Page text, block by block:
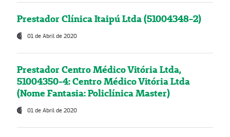
Prestador Clínica Itaipú Ltda (51004348-2)
01 de Abril de 2020
Prestador Centro Médico Vitória Ltda,
51004350-4: Centro Médico Vitória Ltda
(Nome Fantasia: Policlínica Master)
01 de Abril de 2020